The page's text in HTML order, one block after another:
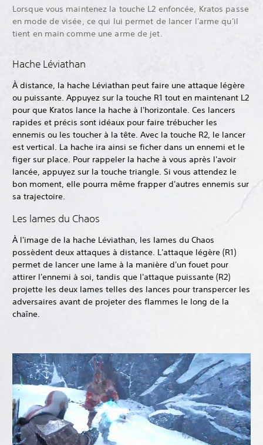
Lorsque vous maintenez la touche L2 enfoncée, Kratos passe
en mode de visée, ce qui lui permet de lancer l'arme qu'il
tient en main comme une arme de jet.
Hache Léviathan
À distance, la hache Léviathan peut faire une attaque légère
ou puissante. Appuyez sur la touche R1 tout en maintenant L2
pour que Kratos lance la hache à l'horizontale. Ces lancers
rapides et précis sont idéaux pour faire trébucher les
ennemis ou les toucher à la tête. Avec la touche R2, le lancer
est vertical. La hache ira ainsi se ficher dans un ennemi et le
figer sur place. Pour rappeler la hache à vous après l'avoir
lancée, appuyez sur la touche triangle. Si vous attendez le
bon moment, elle pourra même frapper d'autres ennemis sur
sa trajectoire.
Les lames du Chaos
À l'image de la hache Léviathan, les lames du Chaos
possèdent deux attaques à distance. L'attaque légère (R1)
permet de lancer une lame à la manière d'un fouet pour
attirer l'ennemi à soi, tandis que l'attaque puissante (R2)
projette les deux lames telles des lances pour transpercer les
adversaires avant de projeter des flammes le long de la
chaîne.